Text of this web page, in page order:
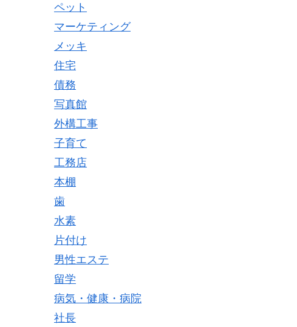
ペット
マーケティング
メッキ
住宅
債務
写真館
外構工事
子育て
工務店
本棚
歯
水素
片付け
男性エステ
留学
病気・健康・病院
社長